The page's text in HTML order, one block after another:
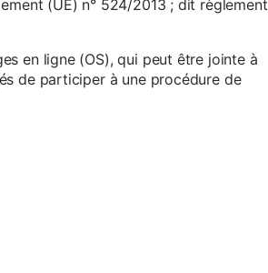
(UE) n° 524/2013 ; dit règlement
en ligne (OS), qui peut être jointe à
de participer à une procédure de